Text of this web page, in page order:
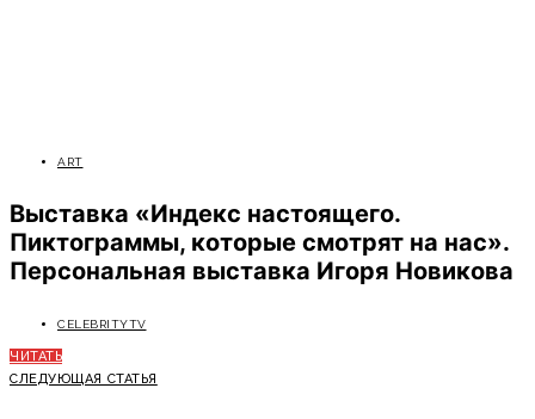
ART
Выставка «Индекс настоящего.
Пиктограммы, которые смотрят на нас».
Персональная выставка Игоря Новикова
CELEBRITYTV
ЧИТАТЬ
СЛЕДУЮЩАЯ СТАТЬЯ